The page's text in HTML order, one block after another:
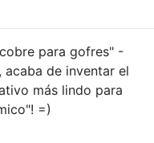
para gofres" -
acaba de inventar el
más lindo para
=)